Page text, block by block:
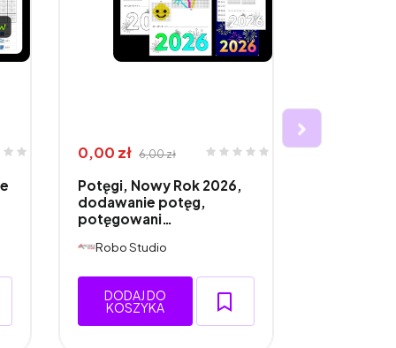
0,00 zł 6,00 zł
Potęgi, Nowy Rok 2026,
dodawanie potęg,
potęgowani…
Robo Studio
DODAJ DO
KOSZYKA